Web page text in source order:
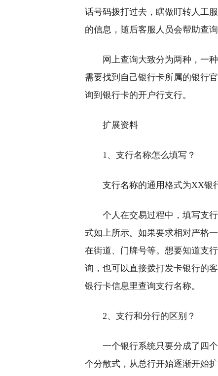
话号码拨打过去，瞎做盯转人工
的信息，随后客服人员会帮助查
网上查询大致分为两种，一
需要找到自己银行卡所属的银行
询到银行卡的开户行支行。
扩展资料
1、支行名称怎么填写？
支行名称的通用格式为XX银
个人在交易过程中，填写支
式如上所示。如果要求相对严格
在街道、门牌号等。想要知道支
询，也可以直接拨打发卡银行的
银行卡信息里查询支行名称。
2、支行和分行的区别？
一个银行系统只要分成了四
个分散式，从总行开始逐渐开始